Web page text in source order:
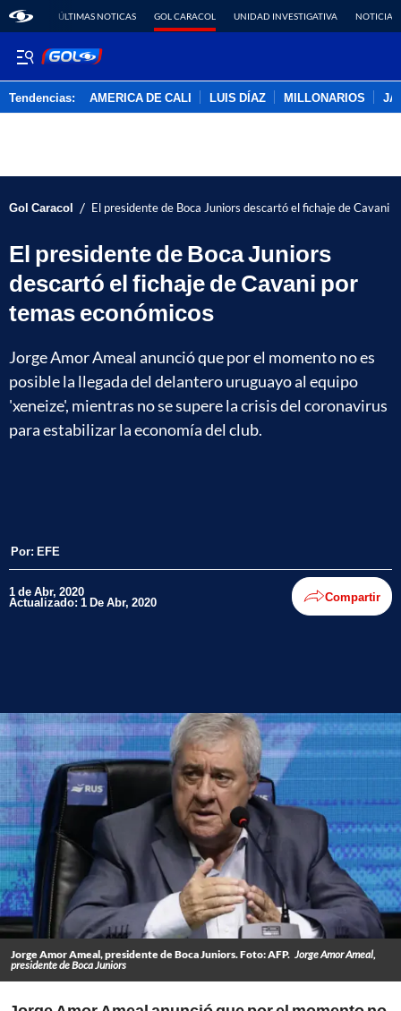
ÚLTIMAS NOTICAS GOL CARACOL UNIDAD INVESTIGATIVA NOTICIAS
Tendencias: AMERICA DE CALI LUIS DÍAZ MILLONARIOS
Gol Caracol / El presidente de Boca Juniors descartó el fichaje de Cavani
El presidente de Boca Juniors
descartó el fichaje de Cavani por
temas económicos
Jorge Amor Ameal anunció que por el momento no es
posible la llegada del delantero uruguayo al equipo
'xeneize', mientras no se supere la crisis del coronavirus
para estabilizar la economía del club.
Por: EFE
1 de Abr, 2020
Actualizado: 1 De Abr, 2020 Compartir
Jorge Amor Ameal, presidente de Boca Juniors. Foto: AFP. Jorge Amor Ameal,
presidente de Boca Juniors